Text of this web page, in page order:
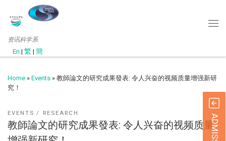
资讯科学系
En | 繁 | 簡
Home » Events » 教師論文的研究成果發表: 令人兴奋的视频质量增强新研
究！
EVENTS RESEARCH
教師論文的研究成果發表: 令人兴奋的视频质量